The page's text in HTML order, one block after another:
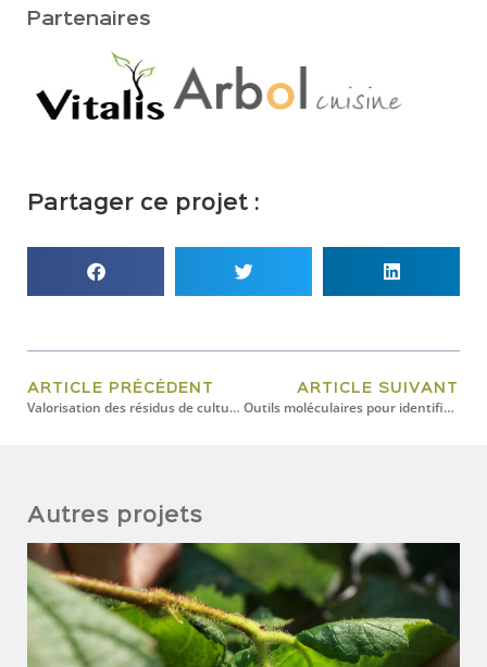
Partenaires
Partager ce projet :
ARTICLE PRÉCÉDENT
Valorisation des résidus de culture du Cannabis sativa L. en optimisant le moment de récolte et la méthode d’extraction des cannabinoïdes
ARTICLE SUIVANT
Outils moléculaires pour identifier la prestigieuse truffe des Appalaches
Autres projets